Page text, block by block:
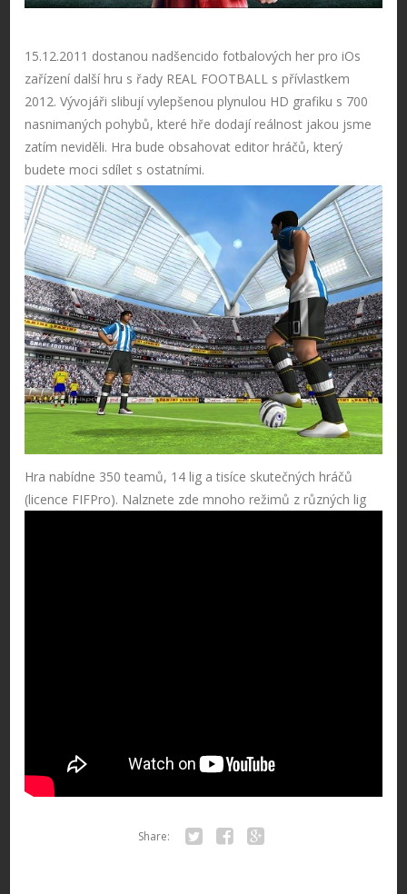
15.12.2011 dostanou nadšencido fotbalových her pro iOs
zařízení další hru s řady REAL FOOTBALL s přívlastkem
2012. Vývojáři slibují vylepšenou plynulou HD grafiku s 700
nasnimaných pohybů, které hře dodají reálnost jakou jsme
zatím neviděli. Hra bude obsahovat editor hráčů, který
budete moci sdílet s ostatními.
Hra nabídne 350 teamů, 14 lig a tisíce skutečných hráčů
(licence FIFPro). Nalznete zde mnoho režimů z různých lig
Share: